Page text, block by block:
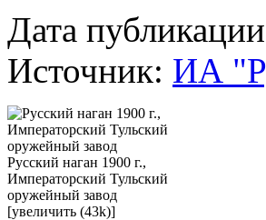
Дата
Источник: ИА
Русский наган 1900 г.,
Императорский Тульский
оружейный завод
[увеличить (43k)]